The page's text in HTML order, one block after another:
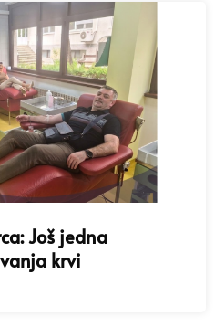
Još jedna
krvi